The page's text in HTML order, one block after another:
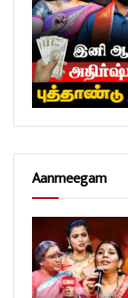
Aanmeegam